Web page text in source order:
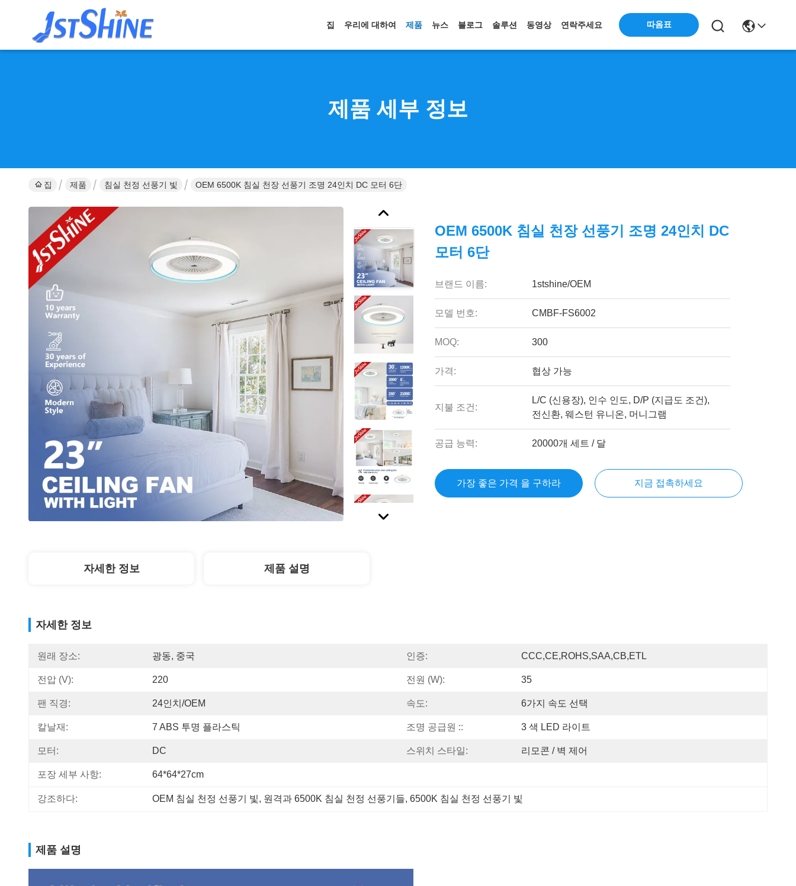
집 우리에 대하여 제품 뉴스 블로그 솔루션 동영상 연락주세요 따옴표
제품 세부 정보
집 제품 침실 천정 선풍기 빛 OEM 6500K 침실 천장 선풍기 조명 24인치 DC 모터 6단
OEM 6500K 침실 천장 선풍기 조명 24인치 DC
모터 6단
브랜드 이름: 1stshine/OEM
모델 번호: CMBF-FS6002
MOQ: 300
가격: 협상 가능
지불 조건:
L/C (신용장), 인수 인도, D/P (지급도 조건),
전신환, 웨스턴 유니온, 머니그램
공급 능력: 20000개 세트 / 달
가장 좋은 가격 을 구하라 지금 접촉하세요
자세한 정보 제품 설명
자세한 정보
원래 장소: 광동, 중국 인증: CCC,CE,ROHS,SAA,CB,ETL
전압 (v): 220 전원 (W): 35
팬 직경: 24인치/OEM 속도: 6가지 속도 선택
칼날재: 7 ABS 투명 플라스틱 조명 공급원 :: 3 색 LED 라이트
모터: DC 스위치 스타일: 리모콘 / 벽 제어
포장 세부 사항: 64*64*27cm
강조하다: OEM 침실 천정 선풍기 빛, 원격과 6500K 침실 천정 선풍기들, 6500K 침실 천정 선풍기 빛
제품 설명